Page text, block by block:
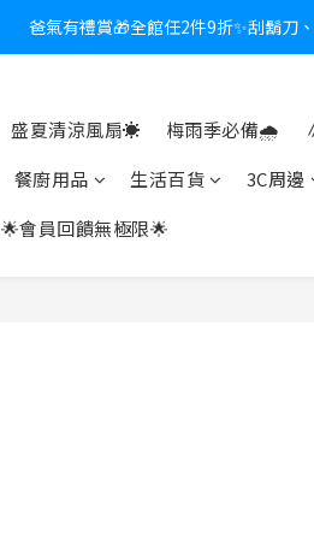
新會員送
盛夏清涼風扇☀️ 梅雨季必備🌧️
餐廚用品 生活百貨 3C周邊
🌟會員回饋無極限🌟